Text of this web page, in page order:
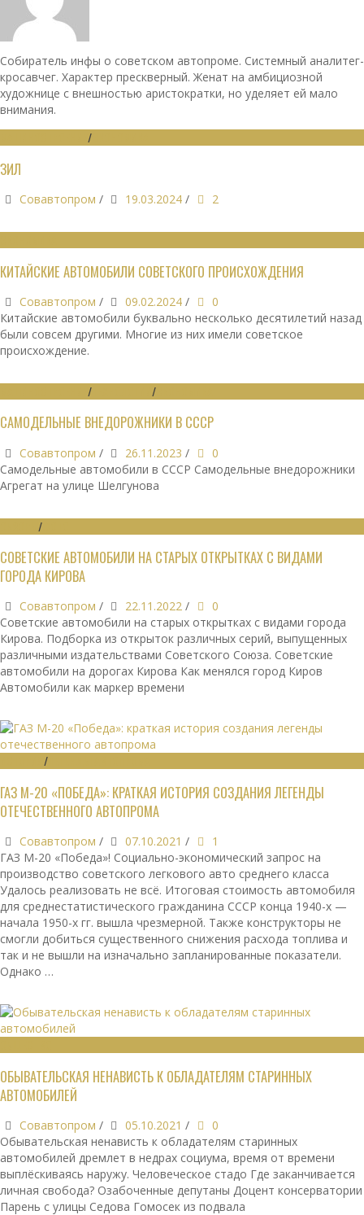
Собиратель инфы о советском автопроме. Системный аналитег-
кросавчег. Характер прескверный. Женат на амбициозной
художнице с внешностью аристократки, но уделяет ей мало
внимания.
/
ЗИЛ
Совавтопром / 19.03.2024 / 2
КИТАЙСКИЕ АВТОМОБИЛИ СОВЕТСКОГО ПРОИСХОЖДЕНИЯ
Совавтопром / 09.02.2024 /
0
Китайские автомобили буквально несколько десятилетий назад
были совсем другими. Многие из них имели советское
происхождение.
/ /
САМОДЕЛЬНЫЕ ВНЕДОРОЖНИКИ В СССР
Совавтопром / 26.11.2023 /
0
Самодельные автомобили в СССР Самодельные внедорожники
Агрегат на улице Шелгунова
/
СОВЕТСКИЕ АВТОМОБИЛИ НА СТАРЫХ ОТКРЫТКАХ С ВИДАМИ
ГОРОДА КИРОВА
Совавтопром / 22.11.2022 /
0
Советские автомобили на старых открытках с видами города
Кирова. Подборка из открыток различных серий, выпущенных
различными издательствами Советского Союза. Советские
автомобили на дорогах Кирова Как менялся город Киров
Автомобили как маркер времени
/
ГАЗ М-20 «ПОБЕДА»: КРАТКАЯ ИСТОРИЯ СОЗДАНИЯ ЛЕГЕНДЫ
ОТЕЧЕСТВЕННОГО АВТОПРОМА
Совавтопром / 07.10.2021 /
1
ГАЗ М-20 «Победа»! Социально-экономический запрос на
производство советского легкового авто среднего класса
Удалось реализовать не всё. Итоговая стоимость автомобиля
для среднестатистического гражданина СССР конца 1940-х —
начала 1950-х гг. вышла чрезмерной. Также конструкторы не
смогли добиться существенного снижения расхода топлива и
так и не вышли на изначально запланированные показатели.
Однако …
ОБЫВАТЕЛЬСКАЯ НЕНАВИСТЬ К ОБЛАДАТЕЛЯМ СТАРИННЫХ
АВТОМОБИЛЕЙ
Совавтопром / 05.10.2021 /
0
Обывательская ненависть к обладателям старинных
автомобилей дремлет в недрах социума, время от времени
выплёскиваясь наружу. Человеческое стадо Где заканчивается
личная свобода? Озабоченные депутаны Доцент консерватории
Парень с улицы Седова Гомосек из подвала